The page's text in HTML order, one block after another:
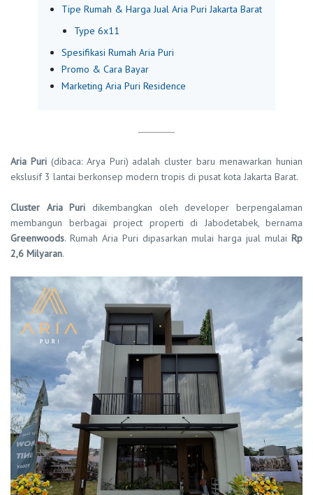
Tipe Rumah & Harga Jual Aria Puri Jakarta Barat
Type 6x11
Spesifikasi Rumah Aria Puri
Promo & Cara Bayar
Marketing Aria Puri Residence
Aria Puri(dibaca: Arya Puri) adalah cluster baru menawarkan hunian
ekslusif 3 lantai berkonsep modern tropis di pusat kota Jakarta Barat.
Cluster Aria Puri dikembangkan oleh developer berpengalaman
membangun berbagai project properti di Jabodetabek, bernama
Greenwoods. Rumah Aria Puri dipasarkan mulai harga jual mulai Rp
2,6 Milyaran.